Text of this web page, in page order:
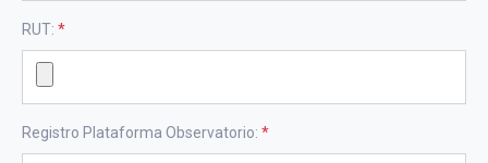
RUT: *
Registro Plataforma Observatorio: *